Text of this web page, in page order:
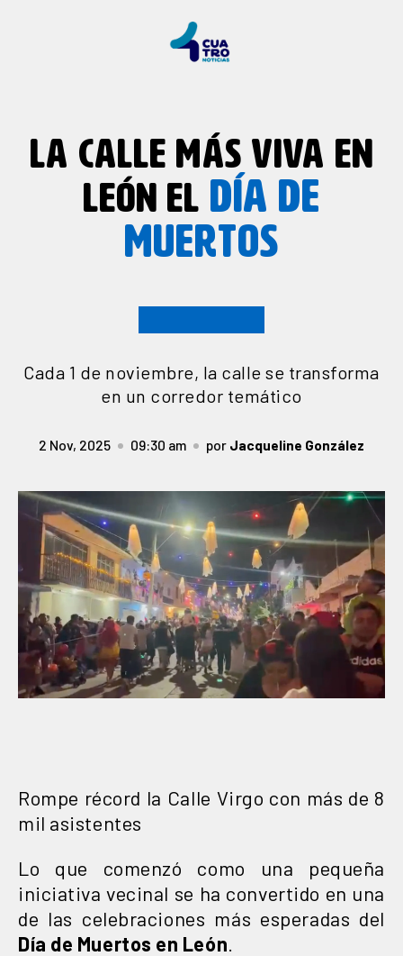
LA CALLE MÁS VIVA EN
LEÓN EL DÍA DE
MUERTOS
Cada 1 de noviembre, la calle se transforma
en un corredor temático
2 Nov, 2025 09:30 am por Jacqueline González
Rompe récord la Calle Virgo con más de 8
mil asistentes
Lo que comenzó como una pequeña
iniciativa vecinal se ha convertido en una
de las celebraciones más esperadas del
Día de Muertos en León